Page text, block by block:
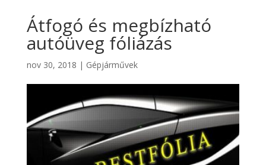
Átfogó és megbízható
autóüveg fóliázás
nov 30, 2018 | Gépjárművek